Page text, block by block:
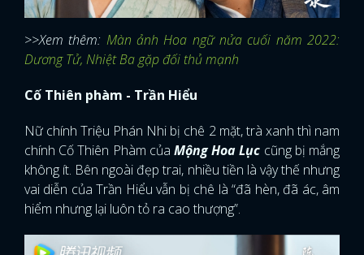
>>Xem thêm: Màn ảnh Hoa ngữ nửa cuối năm 2022:
Dương Tử, Nhiệt Ba gặp đối thủ mạnh
Cố Thiên phàm - Trần Hiểu
Nữ chính Triệu Phán Nhi bị chê 2 mặt, trà xanh thì nam
chính Cố Thiên Phàm của Mộng Hoa Lục cũng bị mắng
không ít. Bên ngoài đẹp trai, nhiều tiền là vậy thế nhưng
vai diễn của Trần Hiểu vẫn bị chê là “đã hèn, đã ác, âm
hiểm nhưng lại luôn tỏ ra cao thượng”.